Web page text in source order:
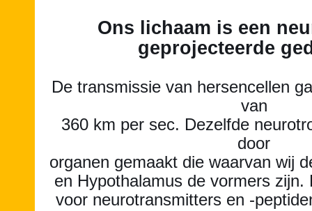
Ons lichaam is een
geprojecteerde
De transmissie van hersencellen
van
360 km per sec. Dezelfde
door
organen gemaakt die waarvan wij
en Hypothalamus de vormers zijn.
voor neurotransmitters en -